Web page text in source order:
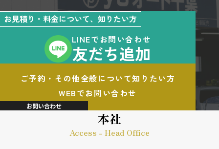
お見積り・料金について、知りたい方
LINEでお問い合わせ
友だち追加
ご予約・その他全般について知りたい方
WEBでお問い合わせ
お問い合わせ
本社
Access - Head Office